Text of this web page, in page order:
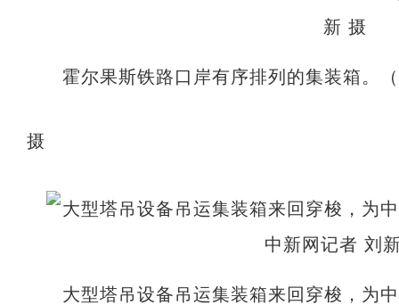
霍尔果斯铁路口岸有序排列的集装箱。
摄
大型塔吊设备吊运集装箱来回穿梭，为